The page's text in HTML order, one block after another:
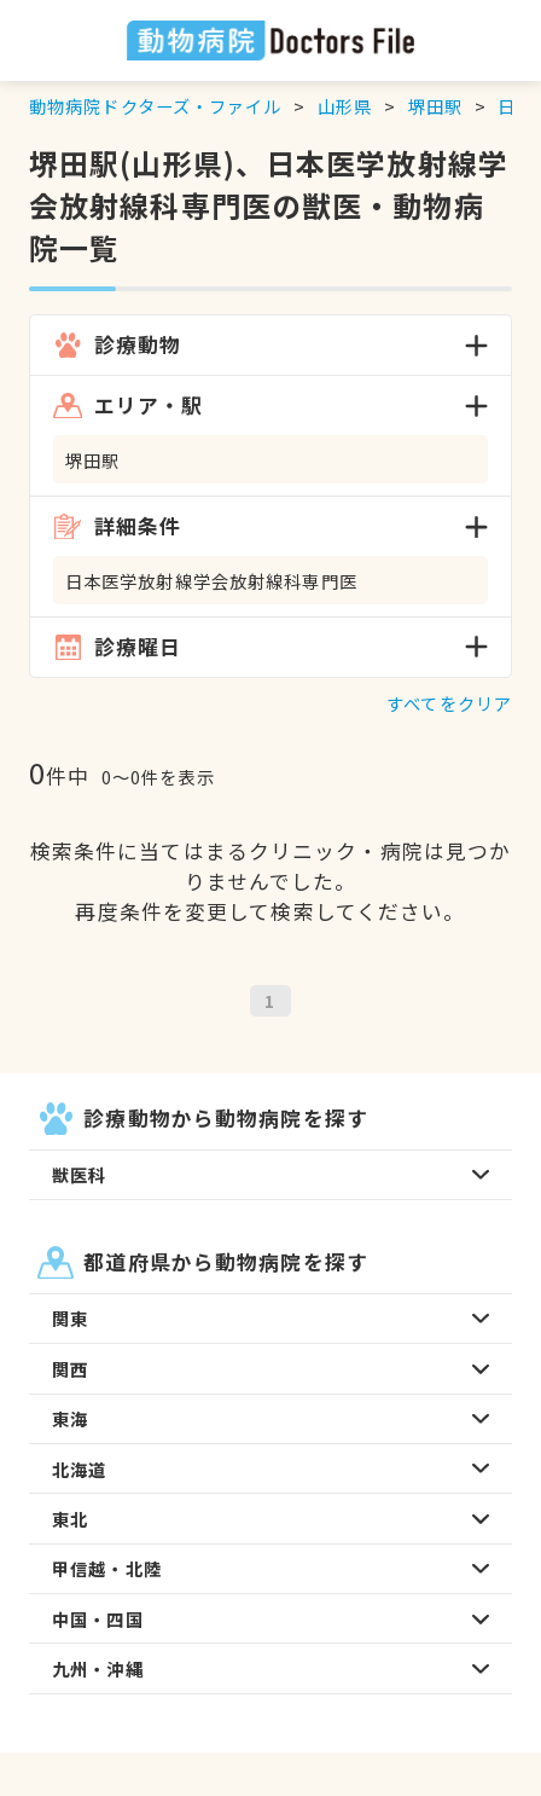
動物病院ドクターズ・ファイル 山形県 堺田駅 日本
堺田駅(山形県)、日本医学放射線学
会放射線科専門医の獣医・動物病
院一覧
診療動物
エリア・駅
堺田駅
詳細条件
日本医学放射線学会放射線科専門医
診療曜日
すべてをクリア
0件中 0〜0件を表示
検索条件に当てはまるクリニック・病院は見つか
りませんでした。
再度条件を変更して検索してください。
1
診療動物から動物病院を探す
獣医科
都道府県から動物病院を探す
関東
関西
東海
北海道
東北
甲信越・北陸
中国・四国
九州・沖縄